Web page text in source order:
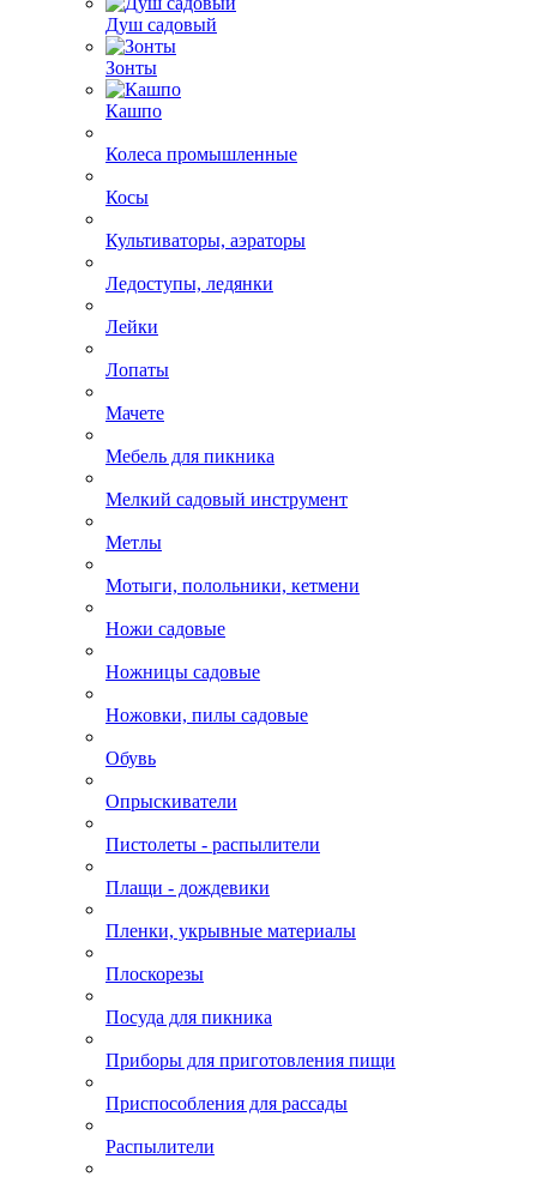
Грабли
Душ садовый
Зонты
Кашпо
Колеса промышленные
Косы
Культиваторы, аэраторы
Ледоступы, ледянки
Лейки
Лопаты
Мачете
Мебель для пикника
Мелкий садовый инструмент
Метлы
Мотыги, полольники, кетмени
Ножи садовые
Ножницы садовые
Ножовки, пилы садовые
Обувь
Опрыскиватели
Пистолеты - распылители
Плащи - дождевики
Пленки, укрывные материалы
Плоскорезы
Посуда для пикника
Приборы для приготовления пищи
Приспособления для рассады